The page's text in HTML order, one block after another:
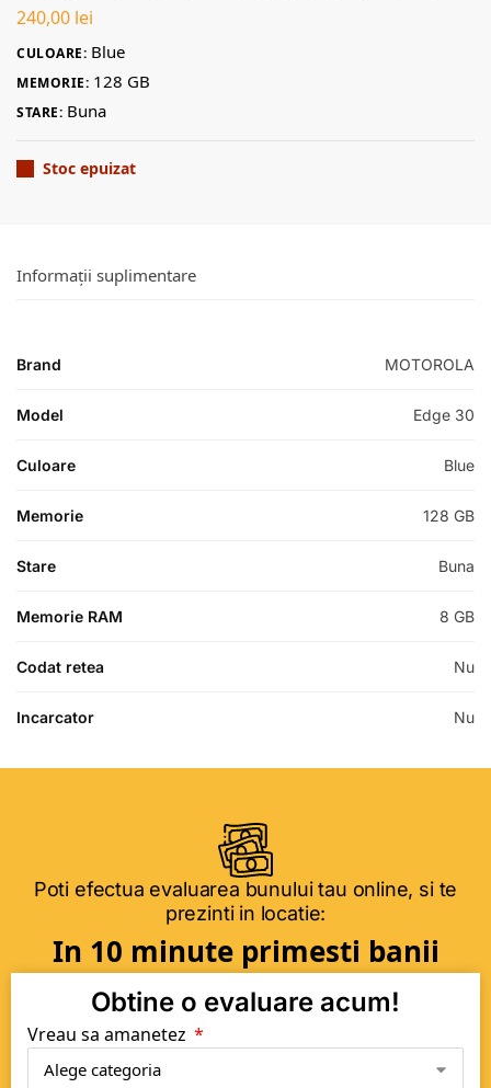
240,00 lei
CULOARE: Blue
MEMORIE: 128 GB
STARE: Buna
Stoc epuizat
Informații suplimentare
Brand MOTOROLA
Model Edge 30
Culoare Blue
Memorie 128 GB
Stare Buna
Memorie RAM 8 GB
Codat retea Nu
Incarcator Nu
Poti efectua evaluarea bunului tau online, si te
prezinti in locatie:
In 10 minute primesti banii
Obtine o evaluare acum!
Vreau sa amanetez